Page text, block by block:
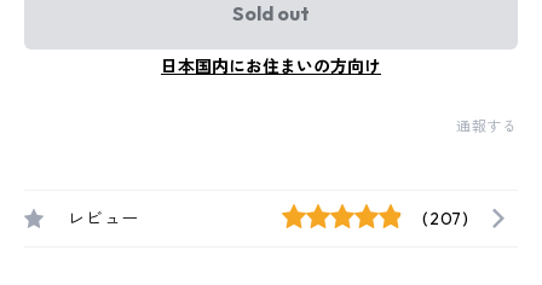
Sold out
日本国内にお住まいの方向け
通報する
レビュー (207)